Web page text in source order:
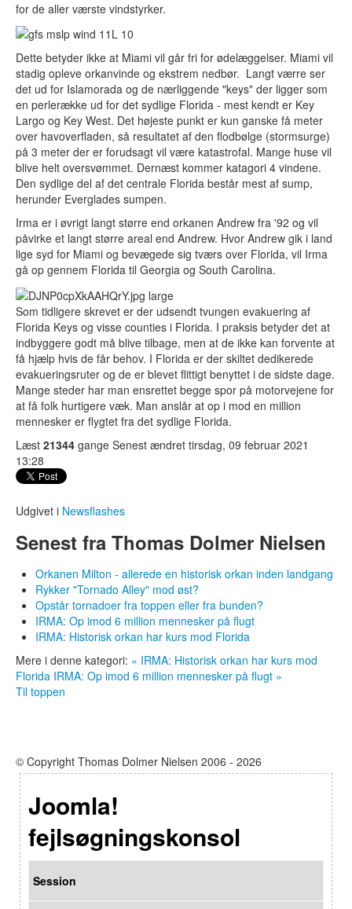
for de aller værste vindstyrker.
Dette betyder ikke at Miami vil går fri for ødelæggelser. Miami vil
stadig opleve orkanvinde og ekstrem nedbør. Langt værre ser
det ud for Islamorada og de nærliggende "keys" der ligger som
en perlerække ud for det sydlige Florida - mest kendt er Key
Largo og Key West. Det højeste punkt er kun ganske få meter
over havoverfladen, så resultatet af den flodbølge (stormsurge)
på 3 meter der er forudsagt vil være katastrofal. Mange huse vil
blive helt oversvømmet. Dernæst kommer katagori 4 vindene.
Den sydlige del af det centrale Florida består mest af sump,
herunder Everglades sumpen.
Irma er i øvrigt langt større end orkanen Andrew fra '92 og vil
påvirke et langt større areal end Andrew. Hvor Andrew gik i land
lige syd for Miami og bevægede sig tværs over Florida, vil Irma
gå op gennem Florida til Georgia og South Carolina.
Som tidligere skrevet er der udsendt tvungen evakuering af
Florida Keys og visse counties i Florida. I praksis betyder det at
indbyggere godt må blive tilbage, men at de ikke kan forvente at
få hjælp hvis de får behov. I Florida er der skiltet dedikerede
evakueringsruter og de er blevet flittigt benyttet i de sidste dage.
Mange steder har man ensrettet begge spor på motorvejene for
at få folk hurtigere væk. Man anslår at op i mod en million
mennesker er flygtet fra det sydlige Florida.
Læst 21344 gange Senest ændret tirsdag, 09 februar 2021
13:28
Udgivet i Newsflashes
Senest fra Thomas Dolmer Nielsen
Orkanen Milton - allerede en historisk orkan inden landgang
Rykker "Tornado Alley" mod øst?
Opstår tornadoer fra toppen eller fra bunden?
IRMA: Op imod 6 million mennesker på flugt
IRMA: Historisk orkan har kurs mod Florida
Mere i denne kategori: « IRMA: Historisk orkan har kurs mod
Florida IRMA: Op imod 6 million mennesker på flugt »
Til toppen
© Copyright Thomas Dolmer Nielsen 2006 - 2026
Joomla!
fejlsøgningskonsol
Session